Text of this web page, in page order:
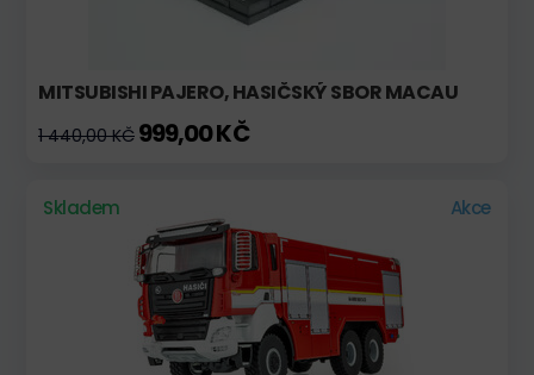
MITSUBISHI PAJERO, HASIČSKÝ SBOR MACAU
1 440,00 KČ 999,00 KČ
Skladem Akce